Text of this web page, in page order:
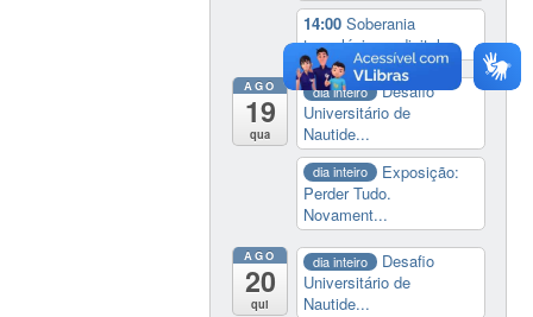
14:00Soberania
tecnológica e digital
AGO
19
qua
dia inteiro
Desafio
Universitário de
Nautide...
dia inteiro
Exposição:
Perder Tudo.
Novament...
AGO
20
qui
dia inteiro
Desafio
Universitário de
Nautide...